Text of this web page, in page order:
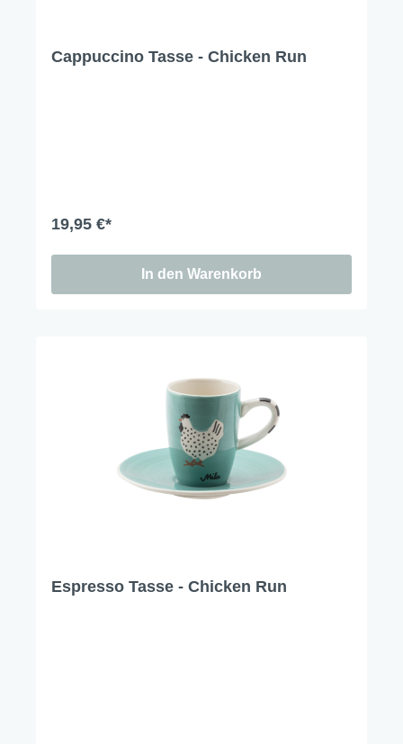
Cappuccino Tasse - Chicken Run
19,95 €*
In den Warenkorb
Espresso Tasse - Chicken Run